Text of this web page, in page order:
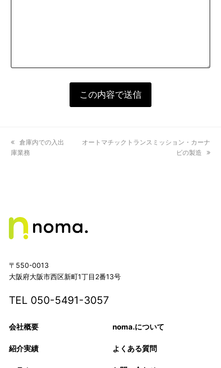
previous
post:
倉庫内での入出
庫業務
next
オートマチックトランスミッション・カーナ
ビの製造
〒550-0013
大阪府大阪市西区新町1丁目2番13号
TEL 050-5491-3057
会社概要 noma.について
紹介実績 よくある質問